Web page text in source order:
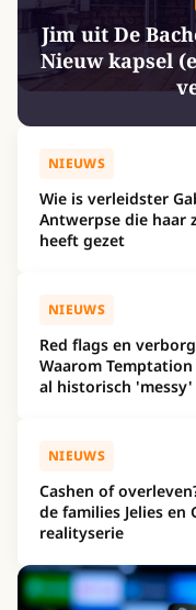
Jim uit De
Nieuw kapsel
NIEUWS
Wie is verleidster
Antwerpse die haar
heeft gezet
NIEUWS
Red flags en
Waarom
al historisch 'messy'
NIEUWS
Cashen of
de families Jelies en
realityserie